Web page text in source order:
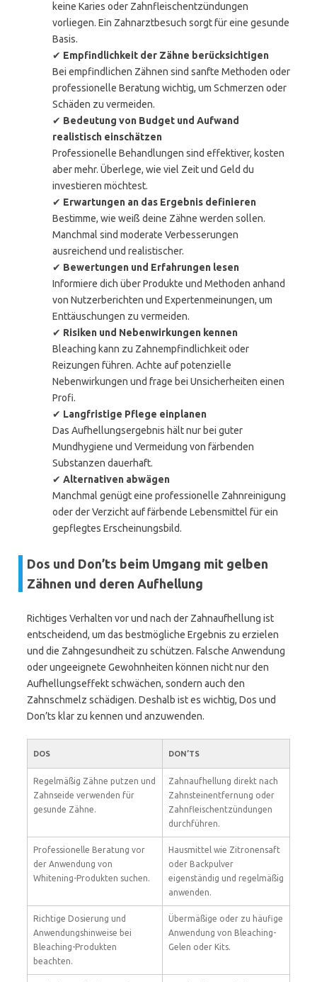
keine Karies oder Zahnfleischentzündungen
vorliegen. Ein Zahnarztbesuch sorgt für eine gesunde
Basis.
✔ Empfindlichkeit der Zähne berücksichtigen
Bei empfindlichen Zähnen sind sanfte Methoden oder
professionelle Beratung wichtig, um Schmerzen oder
Schäden zu vermeiden.
✔ Bedeutung von Budget und Aufwand
realistisch einschätzen
Professionelle Behandlungen sind effektiver, kosten
aber mehr. Überlege, wie viel Zeit und Geld du
investieren möchtest.
✔ Erwartungen an das Ergebnis definieren
Bestimme, wie weiß deine Zähne werden sollen.
Manchmal sind moderate Verbesserungen
ausreichend und realistischer.
✔ Bewertungen und Erfahrungen lesen
Informiere dich über Produkte und Methoden anhand
von Nutzerberichten und Expertenmeinungen, um
Enttäuschungen zu vermeiden.
✔ Risiken und Nebenwirkungen kennen
Bleaching kann zu Zahnempfindlichkeit oder
Reizungen führen. Achte auf potenzielle
Nebenwirkungen und frage bei Unsicherheiten einen
Profi.
✔ Langfristige Pflege einplanen
Das Aufhellungsergebnis hält nur bei guter
Mundhygiene und Vermeidung von färbenden
Substanzen dauerhaft.
✔ Alternativen abwägen
Manchmal genügt eine professionelle Zahnreinigung
oder der Verzicht auf färbende Lebensmittel für ein
gepflegtes Erscheinungsbild.
Dos und Don’ts beim Umgang mit gelben
Zähnen und deren Aufhellung
Richtiges Verhalten vor und nach der Zahnaufhellung ist
entscheidend, um das bestmögliche Ergebnis zu erzielen
und die Zahngesundheit zu schützen. Falsche Anwendung
oder ungeeignete Gewohnheiten können nicht nur den
Aufhellungseffekt schwächen, sondern auch den
Zahnschmelz schädigen. Deshalb ist es wichtig, Dos und
Don’ts klar zu kennen und anzuwenden.
DOS DON’TS
Regelmäßig Zähne putzen und
Zahnseide verwenden für
gesunde Zähne.
Zahnaufhellung direkt nach
Zahnsteinentfernung oder
Zahnfleischentzündungen
durchführen.
Professionelle Beratung vor
der Anwendung von
Whitening-Produkten suchen.
Hausmittel wie Zitronensaft
oder Backpulver
eigenständig und regelmäßig
anwenden.
Richtige Dosierung und
Anwendungshinweise bei
Bleaching-Produkten
beachten.
Übermäßige oder zu häufige
Anwendung von Bleaching-
Gelen oder Kits.